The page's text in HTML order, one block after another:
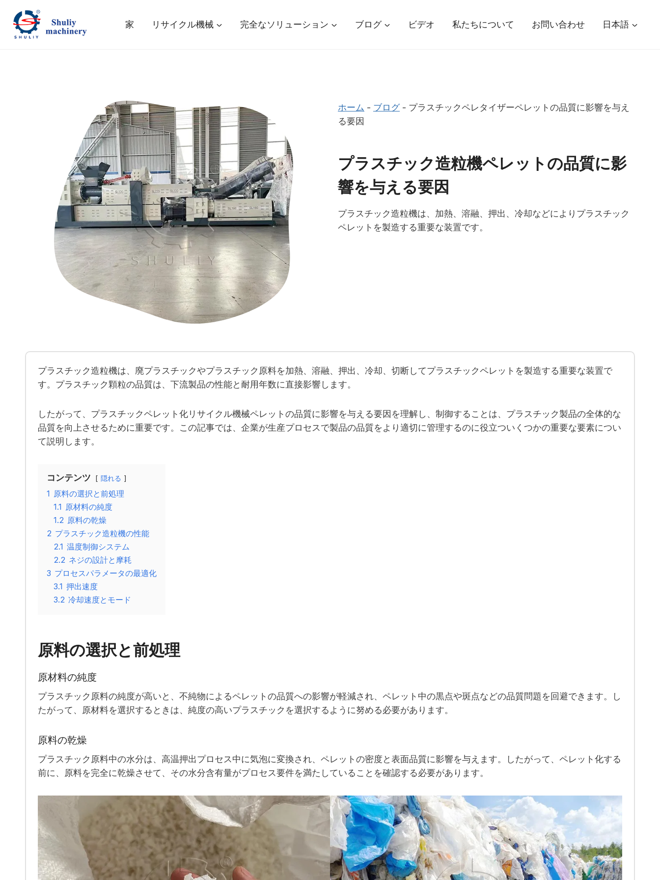
家 リサイクル機械 完全なソリューション ブログ ビデオ 私たちについて お問い合わせ 日本語
ホーム - ブログ- プラスチックペレタイザーペレットの品質に影響を与え
る要因
プラスチック造粒機ペレットの品質に影
響を与える要因
プラスチック造粒機は、加熱、溶融、押出、冷却などによりプラスチック
ペレットを製造する重要な装置です。
プラスチック造粒機は、廃プラスチックやプラスチック原料を加熱、溶融、押出、冷却、切断してプラスチックペレットを製造する重要な装置で
す。プラスチック顆粒の品質は、下流製品の性能と耐用年数に直接影響します。
したがって、プラスチックペレット化リサイクル機械ペレットの品質に影響を与える要因を理解し、制御することは、プラスチック製品の全体的な
品質を向上させるために重要です。この記事では、企業が生産プロセスで製品の品質をより適切に管理するのに役立ついくつかの重要な要素につい
て説明します。
コンテンツ 隠れる
1 原料の選択と前処理
1.1 原材料の純度
1.2 原料の乾燥
2 プラスチック造粒機の性能
2.1 温度制御システム
2.2 ネジの設計と摩耗
3 プロセスパラメータの最適化
3.1 押出速度
3.2 冷却速度とモード
原料の選択と前処理
原材料の純度
プラスチック原料の純度が高いと、不純物によるペレットの品質への影響が軽減され、ペレット中の黒点や斑点などの品質問題を回避できます。し
たがって、原材料を選択するときは、純度の高いプラスチックを選択するように努める必要があります。
原料の乾燥
プラスチック原料中の水分は、高温押出プロセス中に気泡に変換され、ペレットの密度と表面品質に影響を与えます。したがって、ペレット化する
前に、原料を完全に乾燥させて、その水分含有量がプロセス要件を満たしていることを確認する必要があります。